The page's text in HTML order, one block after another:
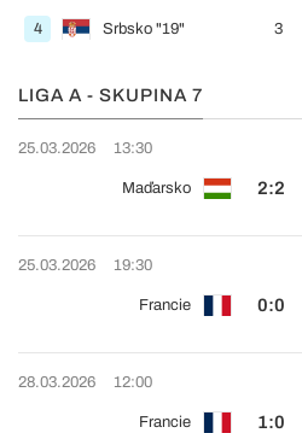
4 Srbsko "19" 3
LIGA A - SKUPINA 7
25.03.2026 13:30
Maďarsko 2:2
25.03.2026 19:30
Francie 0:0
28.03.2026 12:00
Francie 1:0